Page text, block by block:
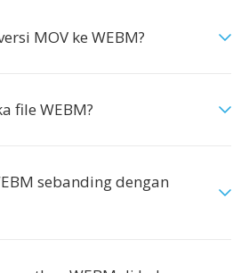
MOV ke WEBM?
file WEBM?
sebanding dengan